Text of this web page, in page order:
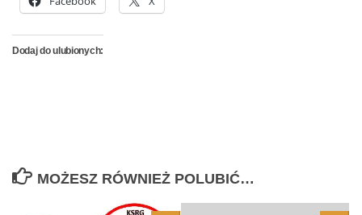
Dodaj do ulubionych:
MOŻESZ RÓWNIEŻ POLUBIĆ…